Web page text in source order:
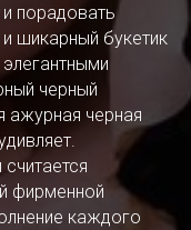
порадовать
шикарный букетик
черный
ажурная черная
фирменной
каждого